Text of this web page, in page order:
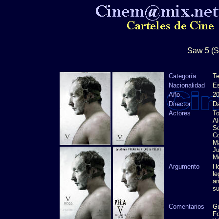
Saw 5
Categoría
Nacionalidad
Año
Director
Actores
Argumento
Comentarios